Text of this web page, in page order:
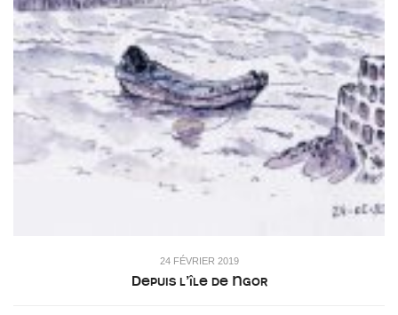
24 FÉVRIER 2019
Depuis l’île de Ngor